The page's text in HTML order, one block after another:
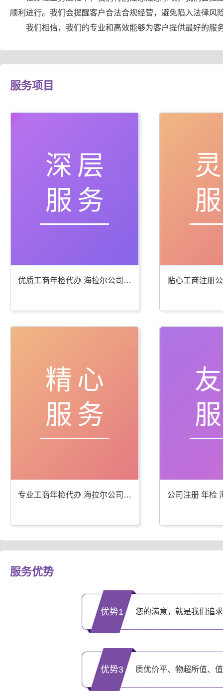
顺利进行。我们会提醒客户合法合规经营，避免陷入法律风
我们相信，我们的专业和高效能够为客户提供最好的服
服务项目
深层
服务
优质工商年检代办 海拉尔公司注册服务棒
精心
服务
专业工商年检代办 海拉尔公司注册服务优
服务优势
优势1 您的满意，就是我们追
优势3 质优价平、物超所值、